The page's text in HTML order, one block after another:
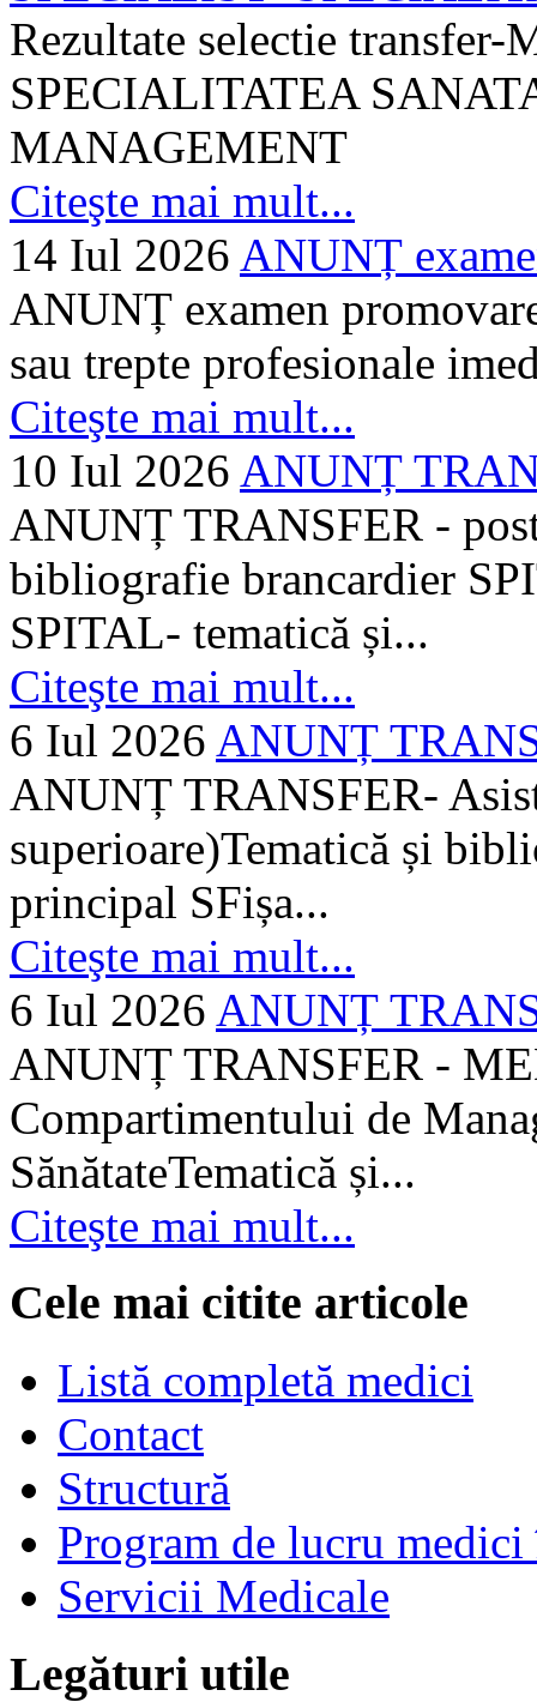
Rezultate selectie
SPECIALITATEA
MANAGEMENT
Citeşte mai mult...
14 Iul 2026 ANUNȚ
ANUNȚ examen
sau trepte profesionale
Citeşte mai mult...
10 Iul 2026 ANUNȚ
ANUNȚ TRANSFER -
bibliografie brancardier
SPITAL- tematică și...
Citeşte mai mult...
6 Iul 2026 ANUNȚ
ANUNȚ TRANSFER-
superioare)Tematică și
principal SFișa...
Citeşte mai mult...
6 Iul 2026 ANUNȚ
ANUNȚ TRANSFER -
Compartimentului de
SănătateTematică și...
Citeşte mai mult...
Cele mai citite articole
Listă completă medici
Contact
Structură
Program de lucru
Servicii Medicale
Legături utile